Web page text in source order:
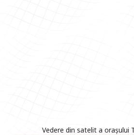
Vedere din satelit a orașului